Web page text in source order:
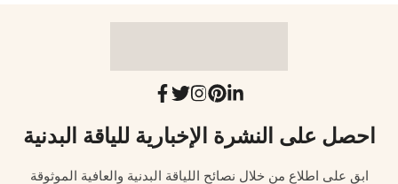
احصل على النشرة الإخبارية للياقة البدنية
ابق على اطلاع من خلال نصائح اللياقة البدنية والعافية الموثوقة